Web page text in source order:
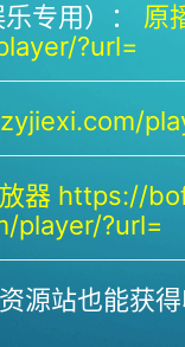
专用）： 原
?url=
器 https://
player/?url=
源站也能获